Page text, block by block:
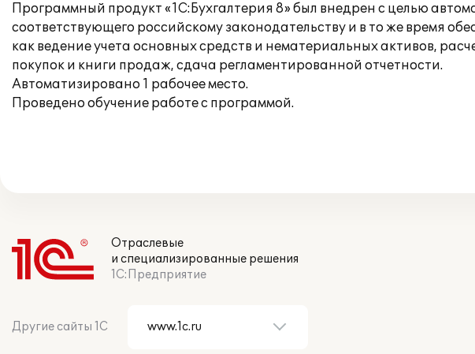
Программный продукт «1С:Бухгалтерия 8» был внедрен с целью
соответствующего российскому законодательству и в то же время
как ведение учета основных средств и нематериальных активов,
покупок и книги продаж, сдача регламентированной отчетности.
Автоматизировано 1 рабочее место.
Проведено обучение работе с программой.
Отраслевые
и специализированные решения
1С:Предприятие
Другие сайты 1С